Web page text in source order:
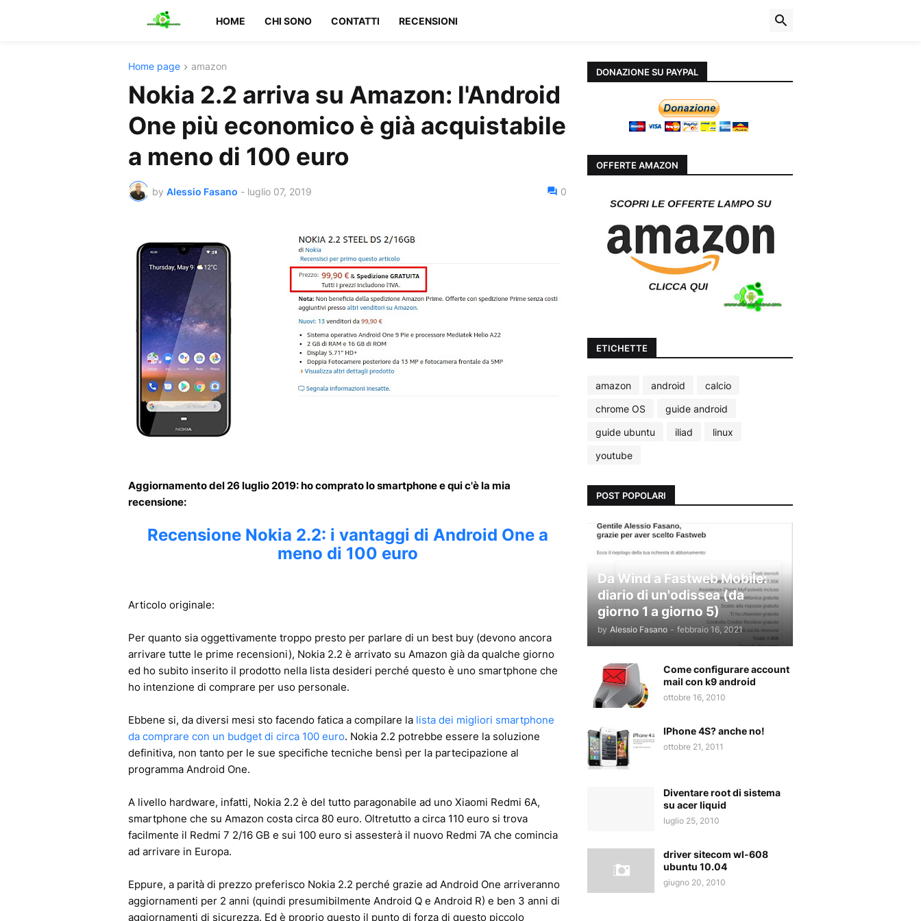
HOME CHI SONO CONTATTI RECENSIONI
Home page amazon
Nokia 2.2 arriva su Amazon: l'Android
One più economico è già acquistabile
a meno di 100 euro
by Alessio Fasano - luglio 07, 2019 0
Aggiornamento del 26 luglio 2019: ho comprato lo smartphone e qui c'è la mia
recensione:
Recensione Nokia 2.2: i vantaggi di Android One a
meno di 100 euro
Articolo originale:
Per quanto sia oggettivamente troppo presto per parlare di un best buy (devono ancora
arrivare tutte le prime recensioni), Nokia 2.2 è arrivato su Amazon già da qualche giorno
ed ho subito inserito il prodotto nella lista desideri perché questo è uno smartphone che
ho intenzione di comprare per uso personale.
Ebbene si, da diversi mesi sto facendo fatica a compilare la lista dei migliori smartphone
da comprare con un budget di circa 100 euro. Nokia 2.2 potrebbe essere la soluzione
definitiva, non tanto per le sue specifiche tecniche bensì per la partecipazione al
programma Android One.
A livello hardware, infatti, Nokia 2.2 è del tutto paragonabile ad uno Xiaomi Redmi 6A,
smartphone che su Amazon costa circa 80 euro. Oltretutto a circa 110 euro si trova
facilmente il Redmi 7 2/16 GB e sui 100 euro si assesterà il nuovo Redmi 7A che comincia
ad arrivare in Europa.
Eppure, a parità di prezzo preferisco Nokia 2.2 perché grazie ad Android One arriveranno
aggiornamenti per 2 anni (quindi presumibilmente Android Q e Android R) e ben 3 anni di
aggiornamenti di sicurezza. Ed è proprio questo il punto di forza di questo piccolo
DONAZIONE SU PAYPAL
OFFERTE AMAZON
ETICHETTE
amazon android
calcio
chrome OS
guide android
guide ubuntu
iliad
linux
youtube
POST POPOLARI
Da Wind a Fastweb Mobile:
diario di un'odissea (da
giorno 1 a giorno 5)
by Alessio Fasano - febbraio 16, 2021
Come configurare account
mail con k9 android
ottobre 16, 2010
IPhone 4S? anche no!
ottobre 21, 2011
Diventare root di sistema
su acer liquid
luglio 25, 2010
driver sitecom wl-608
ubuntu 10.04
giugno 20, 2010